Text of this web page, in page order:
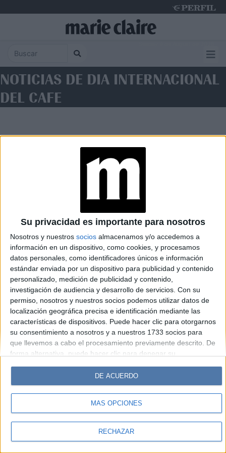
Su privacidad es importante para nosotros
Nosotros y nuestros socios almacenamos y/o accedemos a
información en un dispositivo, como cookies, y procesamos
datos personales, como identificadores únicos e información
estándar enviada por un dispositivo para publicidad y contenido
personalizado, medición de publicidad y contenido,
investigación de audiencia y desarrollo de servicios. Con su
permiso, nosotros y nuestros socios podemos utilizar datos de
localización geográfica precisa e identificación mediante las
características de dispositivos. Puede hacer clic para otorgarnos
su consentimiento a nosotros y a nuestros 1733 socios para
que llevemos a cabo el procesamiento previamente descrito. De
forma alternativa, puede hacer clic para denegar su
cambiar sus preferencias antes de otorgar su consentimiento.
Tenga en cuenta que algún procesamiento de sus datos
personales puede no requerir de su consentimiento, pero usted
tiene el derecho de rechazar tal procesamiento. Sus
sus preferencias o retirar su consentimiento en cualquier
MÁS OPCIONES
RECHAZAR
DE ACUERDO
NOTICIAS DE DIA INTERNACIONAL
DEL CAFE
Caras Noticias
Hombre
Parabrisas
Look
Luz Mía Lunateen Break BATimes
© Perfil.com 2006-2019 - Todos los derechos reservados
Registro de Propiedad Intelectual: Nro. 5346433